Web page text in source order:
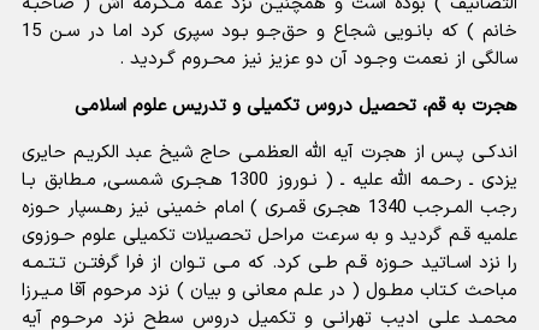
خانم ) که بانـویى شجاع و حق‌جـو بـود سپرى کرد اما در سـن 15
سالگى از نعمت وجـود آن دو عزیز نیز محـروم گـردید .
هجرت به قم، تحصیل دروس تکمیلی و تدریس علوم اسلامی
اندکـى پـس از هجرت آیه الله العظمـى حاج شیخ عبد الکریـم حایرى
یزدى ـ رحـمه الله علیه ـ ( نـوروز 1300 هـجـرى شمسـى, مـطابق بـا
رجب المـرجب 1340 هجـرى قمـرى ) امام خمینى نیز رهـسپار حـوزه
علمیه قـم گردید و به سرعت مراحل تحصیلات تکمیلى علوم حـوزوى
را نزد اسـاتید حـوزه قـم طـى کرد. که مـى تـوان از فرا گرفتـن تـتـمـه
مباحث کـتاب مطـول ( در علـم معانى و بیان ) نزد مرحوم آقا مـیـرزا
محمـد علـى ادیب تهرانـى و تکمیل دروس سطح نزد مرحـوم آیه